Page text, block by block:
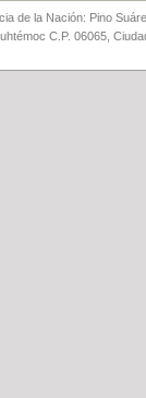
de la Nación: Pino
C.P. 06065,